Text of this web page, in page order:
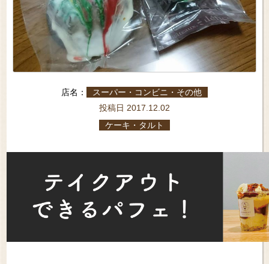
店名： スーパー・コンビニ・その他
投稿日 2017.12.02
ケーキ・タルト